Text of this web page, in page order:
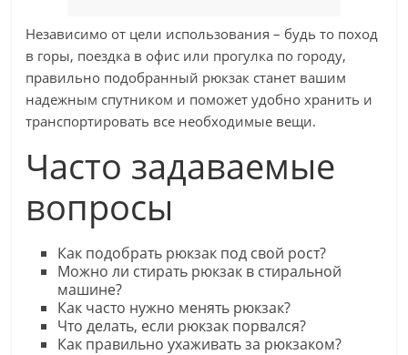
Независимо от цели использования – будь то поход
в горы, поездка в офис или прогулка по городу,
правильно подобранный рюкзак станет вашим
надежным спутником и поможет удобно хранить и
транспортировать все необходимые вещи.
Часто задаваемые
вопросы
Как подобрать рюкзак под свой рост?
Можно ли стирать рюкзак в стиральной
машине?
Как часто нужно менять рюкзак?
Что делать, если рюкзак порвался?
Как правильно ухаживать за рюкзаком?